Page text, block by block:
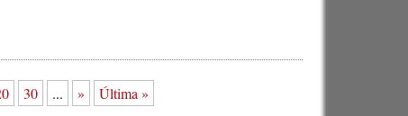
30 ... » Última »